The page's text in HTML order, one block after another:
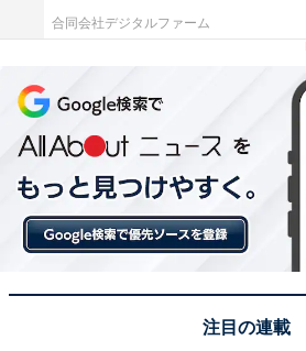
合同会社デジタルファーム
注目の連載